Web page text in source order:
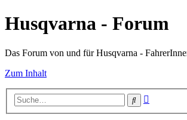
Husqvarna - Forum
Das Forum von und für Husqvarna -
Zum Inhalt
Suche